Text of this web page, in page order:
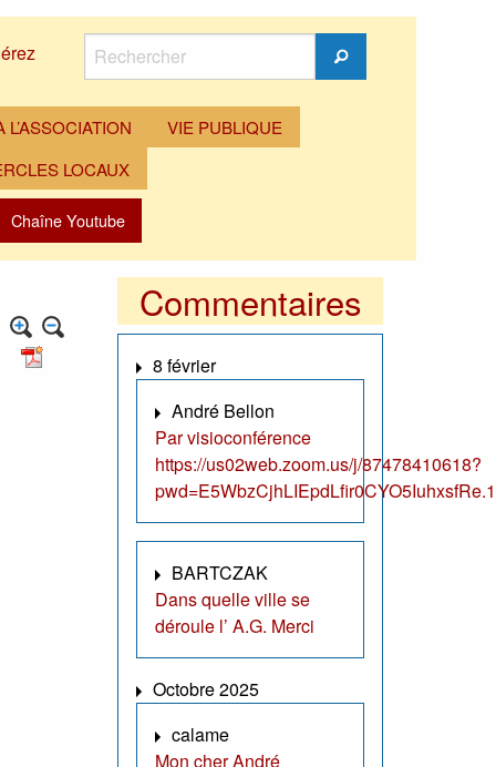
Rechercher
Rechercher
VIE PUBLIQUE
LOCAUX
Chaîne Youtube
Commentaires
8 février
André Bellon
Par visioconférence
https://us02web.zoom.us/j/87478410618?
BARTCZAK
Dans quelle ville se
déroule l’ A.G. Merci
Octobre 2025
calame
Mon cher André